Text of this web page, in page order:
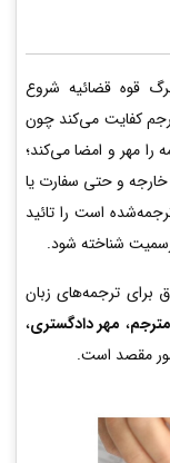
قوه قضائیه شروع
کفایت می‌کند چون
را مهر و امضا می‌کند؛
و حتی سفارت یا
است را تائید
شناخته شود.
برای ترجمه‌های زبان
مترجم، مهر دادگستری،
مقصد است.